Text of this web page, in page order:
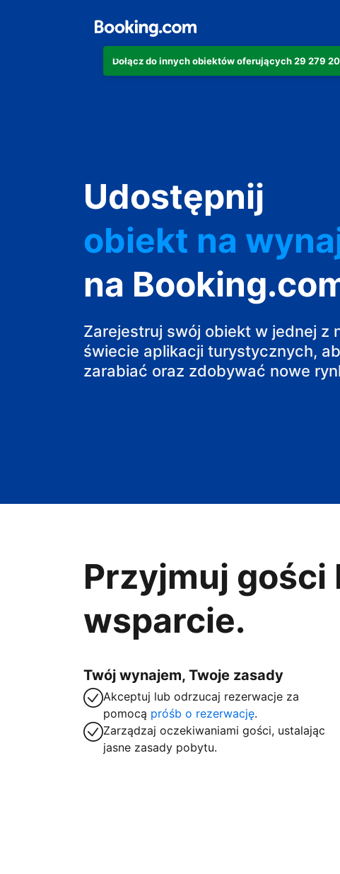
Dołącz do innych obiektów oferujących 29 279
Udostępnij
hotel
obiekt na
wakacyjny
pensjonat
obiekt B&B
na
Zarejestruj swój obiekt w jednej z
świecie aplikacji turystycznych,
zarabiać oraz zdobywać nowe
Przyjmuj gości
wsparcie.
Twój wynajem, Twoje zasady
Akceptuj lub odrzucaj rezerwacje za
pomocą próśb o rezerwację.
Zarządzaj oczekiwaniami gości, ustalając
jasne zasady pobytu.